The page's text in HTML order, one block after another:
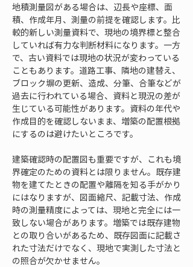
地積測量図がある場合は、辺長や座標、面
積、作成年月、測量の前提を確認します。比
較的新しい測量資料で、現地の境界標と整合
していれば有力な判断材料になります。一方
で、古い資料では現地の状況が変わっている
こともあります。道路工事、隣地の建替え、
ブロック塀の更新、造成、分筆、合筆などが
過去に行われている場合、資料と現況の差が
生じている可能性があります。資料の年代や
作成目的を確認しないまま、増築の配置根拠
にするのは避けたいところです。
建築確認時の配置図も重要ですが、これも境
界確定のための資料とは限りません。既存建
物を建てたときの配置や離隔を知る手がかり
にはなりますが、図面縮尺、記載寸法、作成
時の測量精度によっては、現地と完全には一
致しない場合があります。増築では既存建物
との取り合いがあるため、既存図面に記載さ
れた寸法だけでなく、現地で実測した寸法と
の照合が欠かせません。